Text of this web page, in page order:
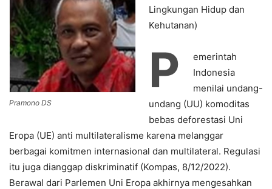
Pramono DS
Lingkungan Hidup dan
Kehutanan)
P
emerintah
Indonesia
menilai undang-
undang (UU) komoditas
bebas deforestasi Uni
Eropa (UE) anti multilateralisme karena melanggar
berbagai komitmen internasional dan multilateral. Regulasi
itu juga dianggap diskriminatif (Kompas, 8/12/2022).
Berawal dari Parlemen Uni Eropa akhirnya mengesahkan